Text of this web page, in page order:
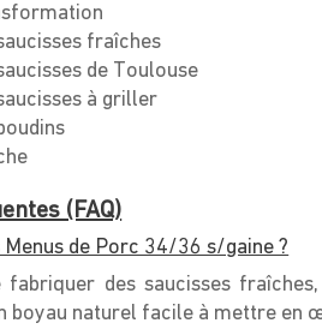
fraîches
de Toulouse
à griller
(FAQ)
de Porc 34/36 s/gaine ?
fabriquer des saucisses
boyau naturel facile à mettre en